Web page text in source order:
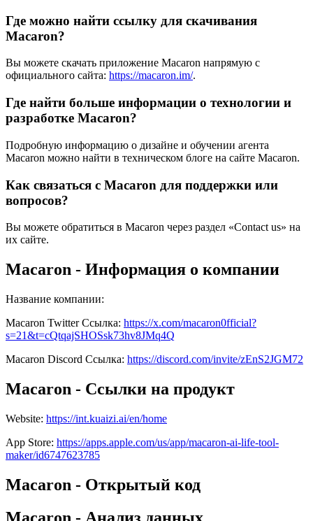
Где можно найти ссылку для скачивания
Macaron?
Вы можете скачать приложение Macaron напрямую с
официального сайта: https://macaron.im/.
Где найти больше информации о технологии и
разработке Macaron?
Подробную информацию о дизайне и обучении агента
Macaron можно найти в техническом блоге на сайте Macaron.
Как связаться с Macaron для поддержки или
вопросов?
Вы можете обратиться в Macaron через раздел «Contact us» на
их сайте.
Macaron - Информация о компании
Название компании:
Macaron Twitter Ссылка: https://x.com/macaron0fficial?
s=21&t=cQtqajSHOSsk73hv8JMq4Q
Macaron Discord Ссылка: https://discord.com/invite/zEnS2JGM72
Macaron - Ссылки на продукт
Website: https://int.kuaizi.ai/en/home
App Store: https://apps.apple.com/us/app/macaron-ai-life-tool-
maker/id6747623785
Macaron - Открытый код
Macaron - Анализ данных